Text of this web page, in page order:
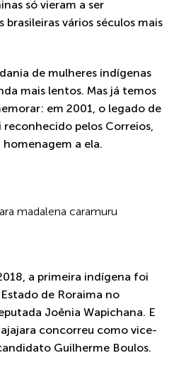
só vieram a ser
vários séculos mais
de mulheres indígenas
mais lentos. Mas já temos
em 2001, o legado de
pelos Correios,
a ela.
a primeira indígena foi
de Roraima no
Joênia Wapichana. E
concorreu como vice-
Guilherme Boulos.